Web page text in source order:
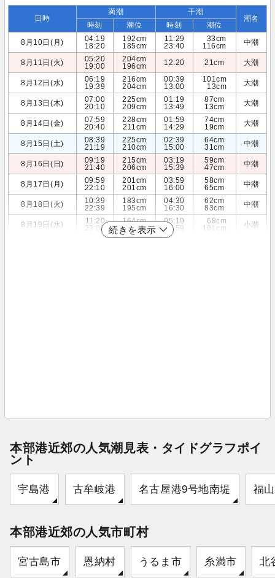
日時
満潮 干潮
潮名
時刻 潮位 時刻
潮位
8月10日(月)
04:19
18:20
192cm
185cm
11:29
23:40
33cm
116cm
中潮
8月11日(火)
05:20
19:00
204cm
196cm
12:20 21cm 大潮
8月12日(水)
06:19
19:39
216cm
204cm
00:39
13:00
101cm
13cm
大潮
8月13日(木)
07:00
20:10
225cm
209cm
01:19
13:49
87cm
13cm
大潮
8月14日(金)
07:59
20:40
228cm
211cm
01:59
14:29
74cm
19cm
大潮
8月15日(土)
08:39
21:19
225cm
210cm
02:39
15:00
64cm
31cm
中潮
8月16日(日)
09:19
21:40
215cm
206cm
03:19
15:39
59cm
47cm
中潮
8月17日(月)
09:59
22:10
201cm
201cm
03:59
16:00
58cm
65cm
中潮
8月18日(火)
10:39
22:39
183cm
195cm
04:30
16:30
62cm
83cm
中潮
8月19日(水)
11:20
23:00
164cm
187cm
05:19
16:59
68cm
101cm
小潮
続きを表示
本部港近郊の人気潮見表・タイドグラフポイ
ント
宇島港 古牟岐港 名古屋港9号地南堤 福
本部港近郊の人気市町村
宮古島市 恩納村 うるま市 糸満市 北